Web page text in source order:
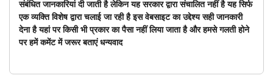
संबंधित जानकारियां दी जाती है लेकिन यह सरकार द्वारा संचालित नहीं है यह सिर्फ
एक व्यक्ति विशेष द्वारा चलाई जा रही है इस वेबसाइट का उद्देश्य सही जानकारी
देना है यहां पर किसी भी प्रकार का पैसा नहीं लिया जाता है और हमसे गलती होने
पर हमें कमेंट में जरूर बताएं धन्यवाद